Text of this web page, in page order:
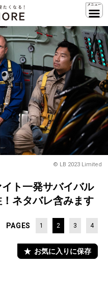
© LB 2023 Limited
イト一発サバイバル
ネタバレ含みます
PAGES 1 2 3 4
お気に入りに保存